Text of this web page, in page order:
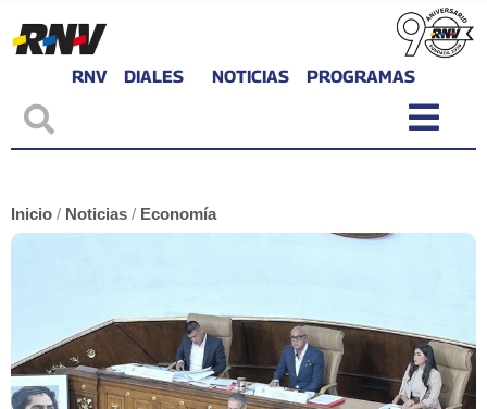
RNV DIALES NOTICIAS PROGRAMAS
Inicio / Noticias / Economía